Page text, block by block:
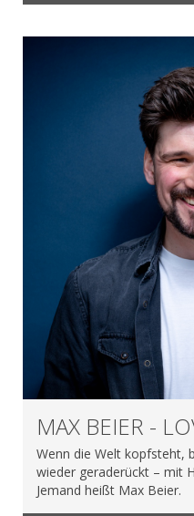
MAX BEIER -
Wenn die Welt kopfsteht,
wieder geraderückt – mit
Jemand heißt Max Beier.